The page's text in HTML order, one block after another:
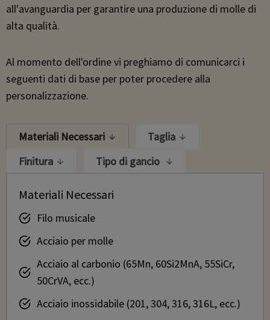
all'avanguardia per garantire una produzione di molle di
alta qualità.
Al momento dell'ordine vi preghiamo di comunicarci i
seguenti dati di base per poter procedere alla
personalizzazione.
Materiali Necessari
Taglia
Finitura
Tipo di gancio
Materiali Necessari
Filo musicale
Acciaio per molle
Acciaio al carbonio (65Mn, 60Si2MnA, 55SiCr,
50CrVA, ecc.)
Acciaio inossidabile (201, 304, 316, 316L, ecc.)